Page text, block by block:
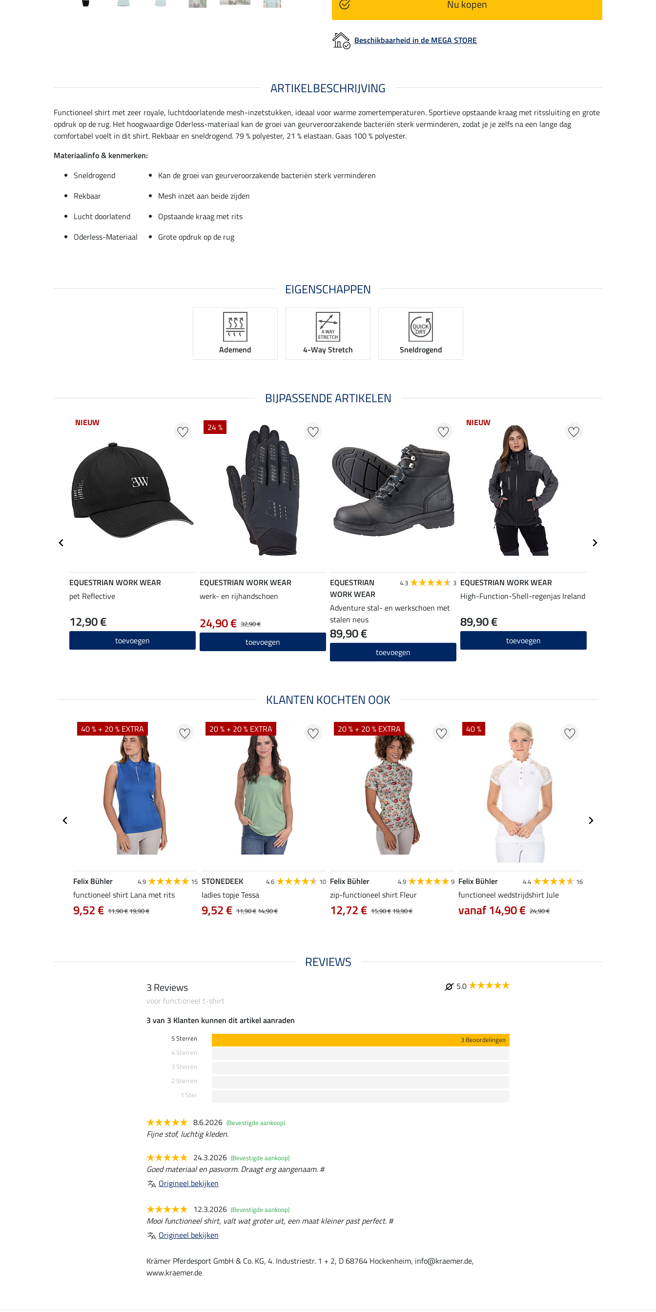
Nu kopen
Beschikbaarheid in de MEGA STORE
ARTIKELBESCHRIJVING
Functioneel shirt met zeer royale, luchtdoorlatende mesh-inzetstukken, ideaal voor warme zomertemperaturen. Sportieve opstaande kraag met ritssluiting en grote
opdruk op de rug. Het hoogwaardige Oderless-materiaal kan de groei van geurveroorzakende bacteriën sterk verminderen, zodat je je zelfs na een lange dag
comfortabel voelt in dit shirt. Rekbaar en sneldrogend. 79 % polyester, 21 % elastaan. Gaas 100 % polyester.
Materiaalinfo & kenmerken:
Sneldrogend
Kan de groei van geurveroorzakende bacteriën sterk verminderen
Rekbaar
Mesh inzet aan beide zijden
Lucht doorlatend
Opstaande kraag met rits
Oderless-Materiaal
Grote opdruk op de rug
EIGENSCHAPPEN
Ademend 4-Way Stretch Sneldrogend
BIJPASSENDE ARTIKELEN
NIEUW
EQUESTRIAN WORK WEAR
pet Reflective
12,90 €
toevoegen
24 %
EQUESTRIAN WORK WEAR
werk- en rijhandschoen
32,90 €
24,90 €
toevoegen
EQUESTRIAN
WORK WEAR
4.3 3
Adventure stal- en werkschoen met
stalen neus
89,90 €
toevoegen
NIEUW
EQUESTRIAN WORK WEAR
High-Function-Shell-regenjas Ireland
89,90 €
toevoegen
KLANTEN KOCHTEN OOK
40 % + 20 % EXTRA
Felix Bühler 4.9 15
functioneel shirt Lana met rits
11,90 €19,90 €
9,52 €
20 % + 20 % EXTRA
STONEDEEK 4.6 10
ladies topje Tessa
11,90 €14,90 €
9,52 €
20 % + 20 % EXTRA
Felix Bühler 4.9 9
zip-functioneel shirt Fleur
15,90 €19,90 €
12,72 €
40 %
Felix Bühler 4.4 16
functioneel wedstrijdshirt Jule
24,90 €
vanaf 14,90 €
REVIEWS
3 Reviews
5.0
voor functioneel t-shirt
3 van 3 Klanten kunnen dit artikel aanraden
5 Sterren
3 Beoordelingen
4 Sterren
3 Sterren
2 Sterren
1 Ster
8.6.2026 (Bevestigde aankoop)
Fijne stof, luchtig kleden.
24.3.2026 (Bevestigde aankoop)
Goed materiaal en pasvorm. Draagt erg aangenaam. #
Origineel bekijken
12.3.2026 (Bevestigde aankoop)
Mooi functioneel shirt, valt wat groter uit, een maat kleiner past perfect. #
Origineel bekijken
Krämer Pferdesport GmbH & Co. KG, 4. Industriestr. 1 + 2, D 68764 Hockenheim, info@kraemer.de,
www.kraemer.de